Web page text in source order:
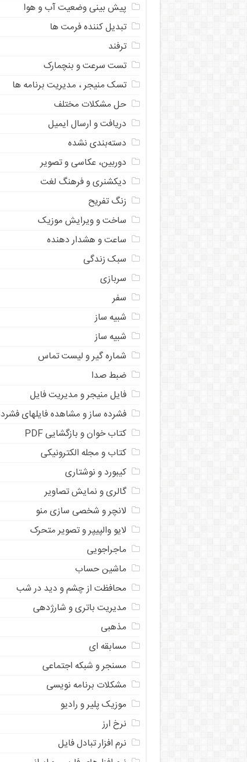
پیش بینی وضعیت آب و هوا
تبدیل کننده فرمت ها
ترفند
تست سرعت و بنچمارک
تسک منیجر ، مدیریت برنامه ها
حل مشکلات مختلف
دریافت و ارسال ایمیل
دسته‌بندی نشده
دوربین، عکاسی و تصویر
دیکشنری و فرهنگ لغت
زنگ تفریح
ساخت و ویرایش موزیک
ساعت و هشدار دهنده
سبک زندگی
سربازی
سفر
شبیه ساز
شبیه ساز
شماره گیر و لیست تماس
ضبط صدا
فایل منیجر و مدیریت فایل
فشرده ساز و مشاهده فایلهای
کتاب خوان و بازگشایی PDF
کتاب و مجله الکترونیکی
کیبورد و نوشتاری
گالری و نمایش تصاویر
لانچر و شخصی سازی منو
لایو والپیپر و تصویر متحرک
ماجراجویی
ماشین حساب
محافظت از چشم و دید در شب
مدیریت باتری و شارژدهی
مذهبی
مسابقه ای
مسنجر و شبکه اجتماعی
مشکلات برنامه نویسی
موزیک پلیر و رادیو
نرخ ارز
ﻧﺮﻡ ﺍﻓﺰﺍﺭ ﺗﺒﺎﺩﻝ ﻓﺎﻳﻞ